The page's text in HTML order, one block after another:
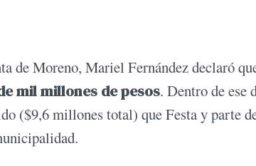
de Moreno, Mariel Fernández declaró
mil millones de pesos. Dentro de ese
($9,6 millones total) que Festa y parte